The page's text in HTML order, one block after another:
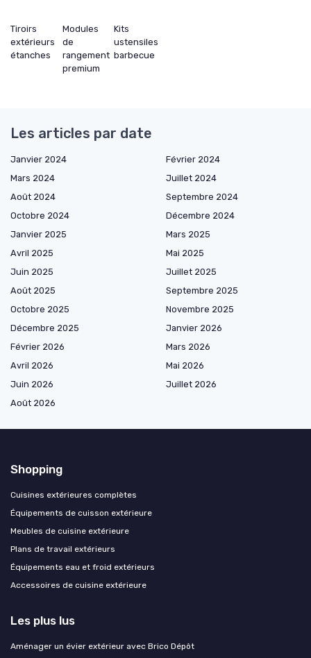
Tiroirs
extérieurs
étanches
Modules
de
rangement
premium
Kits
ustensiles
barbecue
Les articles par date
Janvier 2024
Février 2024
Mars 2024
Juillet 2024
Août 2024
Septembre 2024
Octobre 2024
Décembre 2024
Janvier 2025
Mars 2025
Avril 2025
Mai 2025
Juin 2025
Juillet 2025
Août 2025
Septembre 2025
Octobre 2025
Novembre 2025
Décembre 2025
Janvier 2026
Février 2026
Mars 2026
Avril 2026
Mai 2026
Juin 2026
Juillet 2026
Août 2026
Shopping
Cuisines extérieures complètes
Équipements de cuisson extérieure
Meubles de cuisine extérieure
Plans de travail extérieurs
Équipements eau et froid extérieurs
Accessoires de cuisine extérieure
Les plus lus
Aménager un évier extérieur avec Brico Dépôt